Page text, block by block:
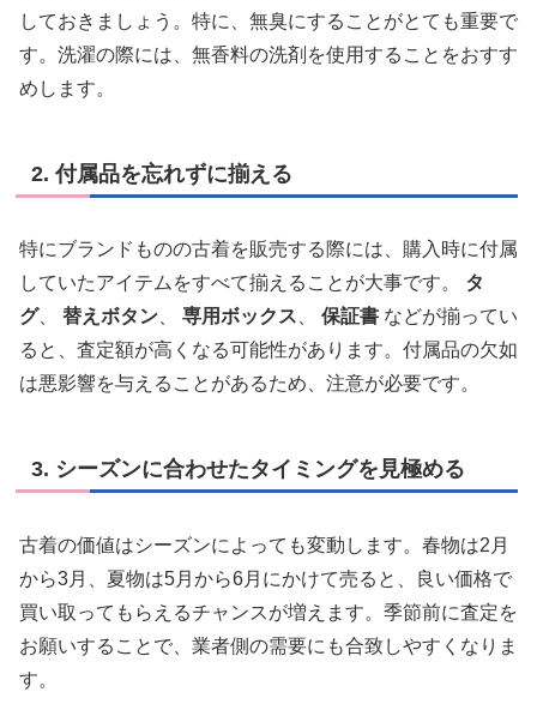
しておきましょう。特に、無臭にすることがとても重要で
す。洗濯の際には、無香料の洗剤を使用することをおすす
めします。
2. 付属品を忘れずに揃える
特にブランドものの古着を販売する際には、購入時に付属
していたアイテムをすべて揃えることが大事です。 タ
グ、 替えボタン、 専用ボックス、 保証書 などが揃ってい
ると、査定額が高くなる可能性があります。付属品の欠如
は悪影響を与えることがあるため、注意が必要です。
3. シーズンに合わせたタイミングを見極める
古着の価値はシーズンによっても変動します。春物は2月
から3月、夏物は5月から6月にかけて売ると、良い価格で
買い取ってもらえるチャンスが増えます。季節前に査定を
お願いすることで、業者側の需要にも合致しやすくなりま
す。